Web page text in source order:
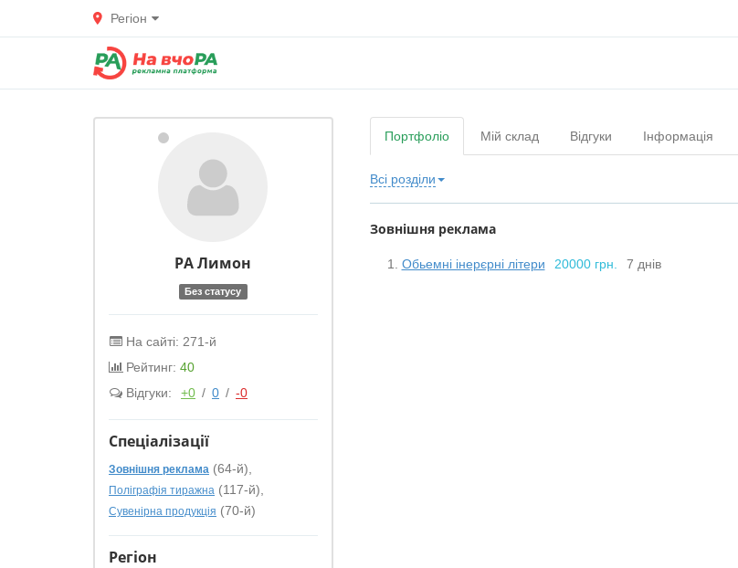
Регіон
РА Лимон
Без статусу
На сайті: 271-й
Рейтинг: 40
Відгуки:
+0 / 0 / -0
Спеціалізації
Зовнішня реклама (64-й),
Поліграфія тиражна (117-й),
Сувенірна продукція (70-й)
Регіон
Портфоліо Мій склад Відгуки Інформація
Всі розділи
Зовнішня реклама
Обьемні інерєрні літери 20000 грн. 7 днів